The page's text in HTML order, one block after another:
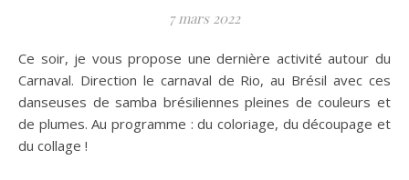
7 mars 2022
Ce soir, je vous propose une dernière activité autour du
Carnaval. Direction le carnaval de Rio, au Brésil avec ces
danseuses de samba brésiliennes pleines de couleurs et
de plumes. Au programme : du coloriage, du découpage et
du collage !